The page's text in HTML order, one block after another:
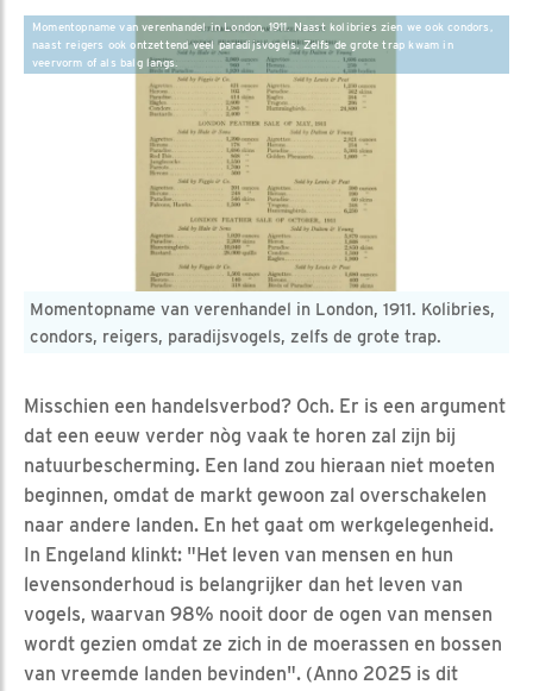
Momentopname van verenhandel in London, 1911. Kolibries,
condors, reigers, paradijsvogels, zelfs de grote trap.
Momentopname van verenhandel in London, 1911. Naast kolibries zien we ook condors,
naast reigers ook ontzettend veel paradijsvogels. Zelfs de grote trap kwam in
veervorm of als balg langs.
Misschien een handelsverbod? Och. Er is een argument
dat een eeuw verder nòg vaak te horen zal zijn bij
natuurbescherming. Een land zou hieraan niet moeten
beginnen, omdat de markt gewoon zal overschakelen
naar andere landen. En het gaat om werkgelegenheid.
In Engeland klinkt: "Het leven van mensen en hun
levensonderhoud is belangrijker dan het leven van
vogels, waarvan 98% nooit door de ogen van mensen
wordt gezien omdat ze zich in de moerassen en bossen
van vreemde landen bevinden". (Anno 2025 is dit